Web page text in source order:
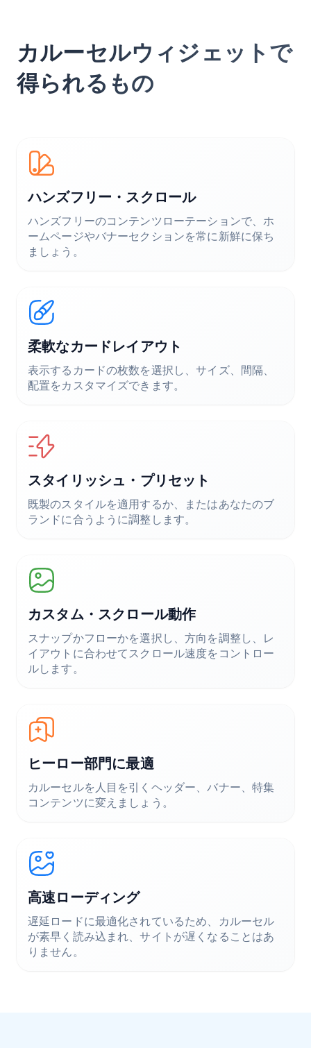
カルーセルウィジェットで
得られるもの
ハンズフリー・スクロール
ハンズフリーのコンテンツローテーションで、ホ
ームページやバナーセクションを常に新鮮に保ち
ましょう。
柔軟なカードレイアウト
表示するカードの枚数を選択し、サイズ、間隔、
配置をカスタマイズできます。
スタイリッシュ・プリセット
既製のスタイルを適用するか、またはあなたのブ
ランドに合うように調整します。
カスタム・スクロール動作
スナップかフローかを選択し、方向を調整し、レ
イアウトに合わせてスクロール速度をコントロー
ルします。
ヒーロー部門に最適
カルーセルを人目を引くヘッダー、バナー、特集
コンテンツに変えましょう。
高速ローディング
遅延ロードに最適化されているため、カルーセル
が素早く読み込まれ、サイトが遅くなることはあ
りません。